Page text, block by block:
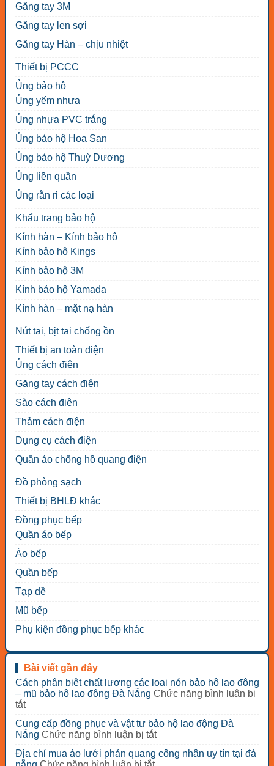
Găng tay 3M
Găng tay len sợi
Găng tay Hàn – chịu nhiệt
Thiết bị PCCC
Ủng bảo hộ
Ủng yếm nhựa
Ủng nhựa PVC trắng
Ủng bảo hộ Hoa San
Ủng bảo hộ Thuỳ Dương
Ủng liền quần
Ủng rằn ri các loại
Khẩu trang bảo hộ
Kính hàn – Kính bảo hộ
Kính bảo hộ Kings
Kính bảo hộ 3M
Kính bảo hộ Yamada
Kính hàn – mặt nạ hàn
Nút tai, bịt tai chống ồn
Thiết bị an toàn điện
Ủng cách điện
Găng tay cách điện
Sào cách điện
Thảm cách điện
Dụng cụ cách điện
Quần áo chống hồ quang điện
Đồ phòng sạch
Thiết bị BHLĐ khác
Đồng phục bếp
Quần áo bếp
Áo bếp
Quần bếp
Tạp dề
Mũ bếp
Phụ kiện đồng phục bếp khác
Bài viết gần đây
Cách phân biệt chất lượng các loại nón bảo hộ lao động
– mũ bảo hộ lao động Đà Nẵng Chức năng bình luận bị
tắtở
phân
biệt
chất
lượng
Cung cấp đồng phục và vật tư bảo hộ lao động Đà
Nẵng Chức năng bình luận bị tắtở
cấp
Địa chỉ mua áo lưới phản quang công nhân uy tín tại đà
ở